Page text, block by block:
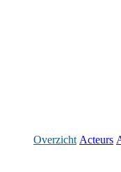
Overzicht Acteurs